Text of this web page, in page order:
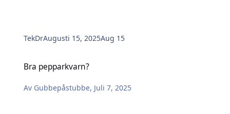
TekDrAugusti 15, 2025Aug 15
Bra pepparkvarn?
Av Gubbepåstubbe, Juli 7, 2025